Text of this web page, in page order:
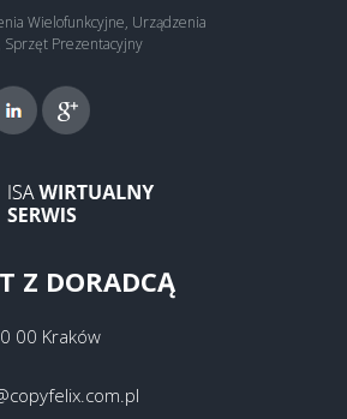
Wielofunkcyjne, Urządzenia
Prezentacyjny
Z DORADCĄ
00 Kraków